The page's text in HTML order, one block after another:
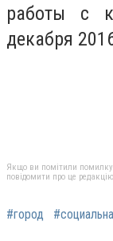
работы с
декабря
Якщо ви помітили помилку,
повідомити про це редакцію
#город